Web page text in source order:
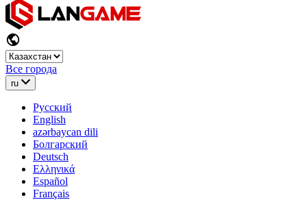
Все города
ru
Русский
English
azərbaycan dili
Болгарский
Deutsch
Ελληνικά
Español
Français